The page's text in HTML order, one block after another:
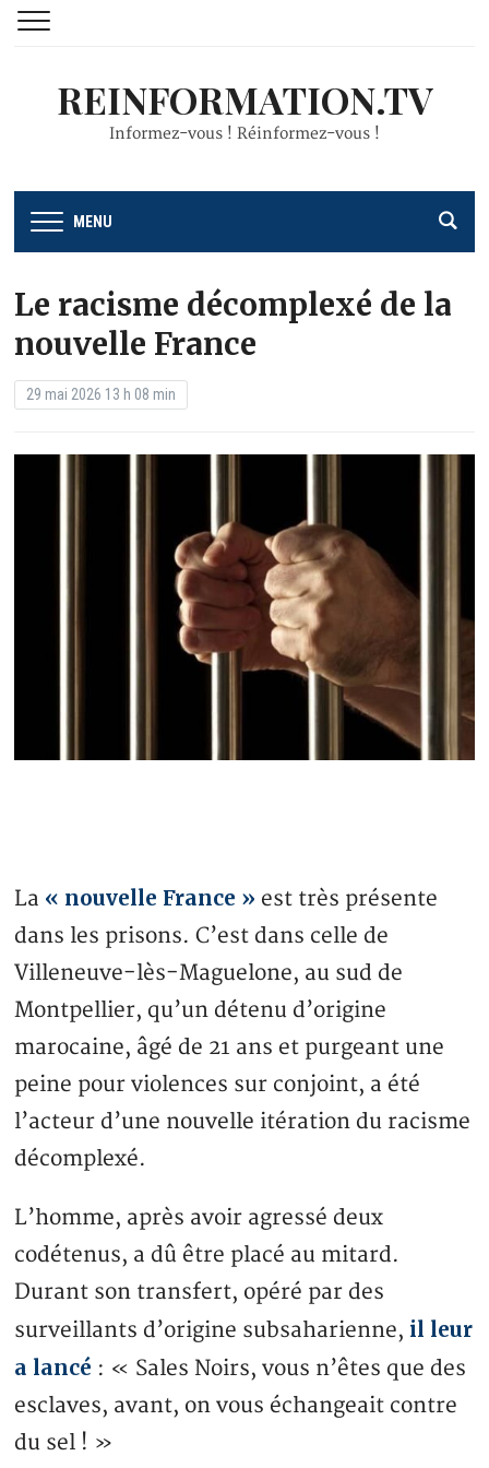
REINFORMATION.TV
Informez-vous ! Réinformez-vous !
MENU
Le racisme décomplexé de la
nouvelle France
29 mai 2026 13 h 08 min
La « nouvelle France » est très présente
dans les prisons. C’est dans celle de
Villeneuve-lès-Maguelone, au sud de
Montpellier, qu’un détenu d’origine
marocaine, âgé de 21 ans et purgeant une
peine pour violences sur conjoint, a été
l’acteur d’une nouvelle itération du racisme
décomplexé.
L’homme, après avoir agressé deux
codétenus, a dû être placé au mitard.
Durant son transfert, opéré par des
surveillants d’origine subsaharienne, il leur
a lancé : « Sales Noirs, vous n’êtes que des
esclaves, avant, on vous échangeait contre
du sel ! »